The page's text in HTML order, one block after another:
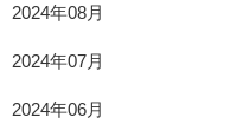
2024年08月
2024年07月
2024年06月